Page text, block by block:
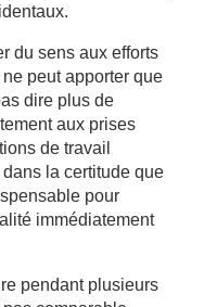
du sens aux efforts
peut apporter que
dire plus de
aux prises
de travail
la certitude que
pour
immédiatement
pendant plusieurs